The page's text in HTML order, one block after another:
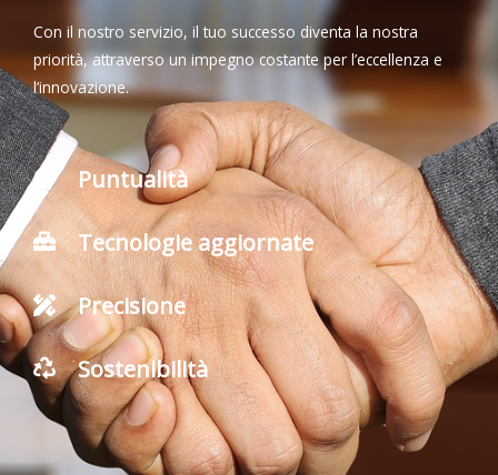
Con il nostro servizio, il tuo successo diventa la nostra
priorità, attraverso un impegno costante per l’eccellenza e
l’innovazione.
Puntualità
Tecnologie aggiornate
Precisione
Sostenibilità